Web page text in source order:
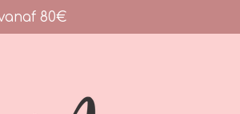
80€